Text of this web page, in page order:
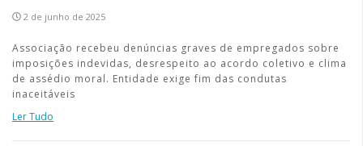
2 de junho de 2025
Associação recebeu denúncias graves de empregados sobre
imposições indevidas, desrespeito ao acordo coletivo e clima
de assédio moral. Entidade exige fim das condutas
inaceitáveis
Ler Tudo